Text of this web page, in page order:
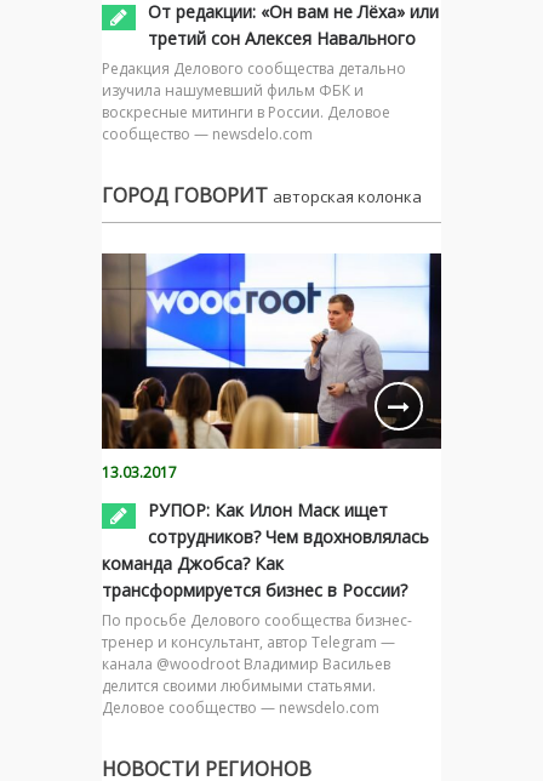
От редакции: «Он вам не Лёха» или
третий сон Алексея Навального
Редакция Делового сообщества детально
изучила нашумевший фильм ФБК и
воскресные митинги в России. Деловое
сообщество — newsdelo.com
ГОРОД ГОВОРИТ авторская колонка
13.03.2017
РУПОР: Как Илон Маск ищет
сотрудников? Чем вдохновлялась
команда Джобса? Как
трансформируется бизнес в России?
По просьбе Делового сообщества бизнес-
тренер и консультант, автор Telegram —
канала @woodroot Владимир Васильев
делится своими любимыми статьями.
Деловое сообщество — newsdelo.com
НОВОСТИ РЕГИОНОВ